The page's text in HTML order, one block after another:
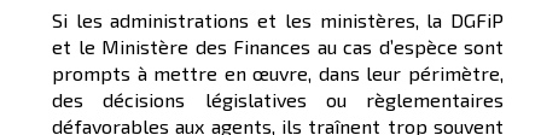
Si les administrations et les ministères, la DGFiP
et le Ministère des Finances au cas d’espèce sont
prompts à mettre en œuvre, dans leur périmètre,
des décisions législatives ou règlementaires
défavorables aux agents, ils traînent trop souvent